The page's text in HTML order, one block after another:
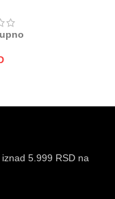
5.999 RSD na